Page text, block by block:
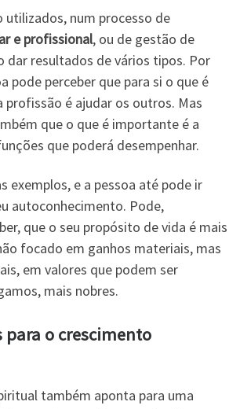
utilizados, num processo de
e profissional, ou de gestão de
dar resultados de vários tipos. Por
pode perceber que para si o que é
é ajudar os outros. Mas
que o que é importante é a
que poderá desempenhar.
exemplos, e a pessoa até pode ir
autoconhecimento. Pode,
que o seu propósito de vida é mais
focado em ganhos materiais, mas
em valores que podem ser
mais nobres.
para o crescimento
também aponta para uma